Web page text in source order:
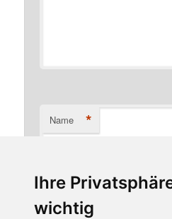
Ihre
wichtig
Name *
E-Mail-Adresse *